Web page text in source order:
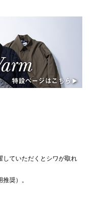
していただくとシワが取れ
奨）。